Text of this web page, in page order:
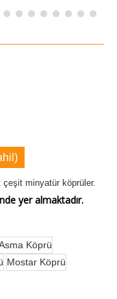
çeşit minyatür köprüler.
yer almaktadır.
Köprü
Mostar Köprü